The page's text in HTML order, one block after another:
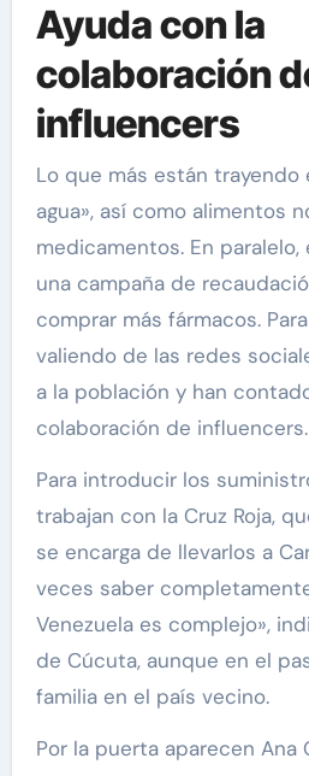
Ayuda con la
colaboración
influencers
Lo que más están trayendo
agua», así como alimentos
medicamentos. En paralelo,
una campaña de
comprar más fármacos.
valiendo de las redes
a la población y han
colaboración de influencers.
Para introducir los
trabajan con la Cruz Roja,
se encarga de llevarlos a
veces saber
Venezuela es complejo»,
de Cúcuta, aunque en el
familia en el país vecino.
Por la puerta aparecen Ana